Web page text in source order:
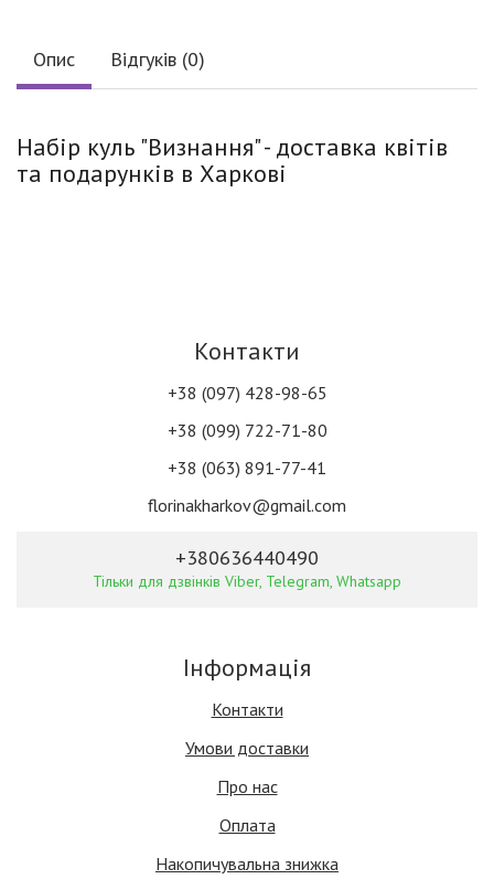
Опис Відгуків (0)
Набір куль "Визнання" - доставка квітів
та подарунків в Харкові
Контакти
+38 (097) 428-98-65
+38 (099) 722-71-80
+38 (063) 891-77-41
florinakharkov@gmail.com
+380636440490
Тільки для дзвінків Viber, Telegram, Whatsapp
Інформація
Контакти
Умови доставки
Про нас
Оплата
Накопичувальна знижка